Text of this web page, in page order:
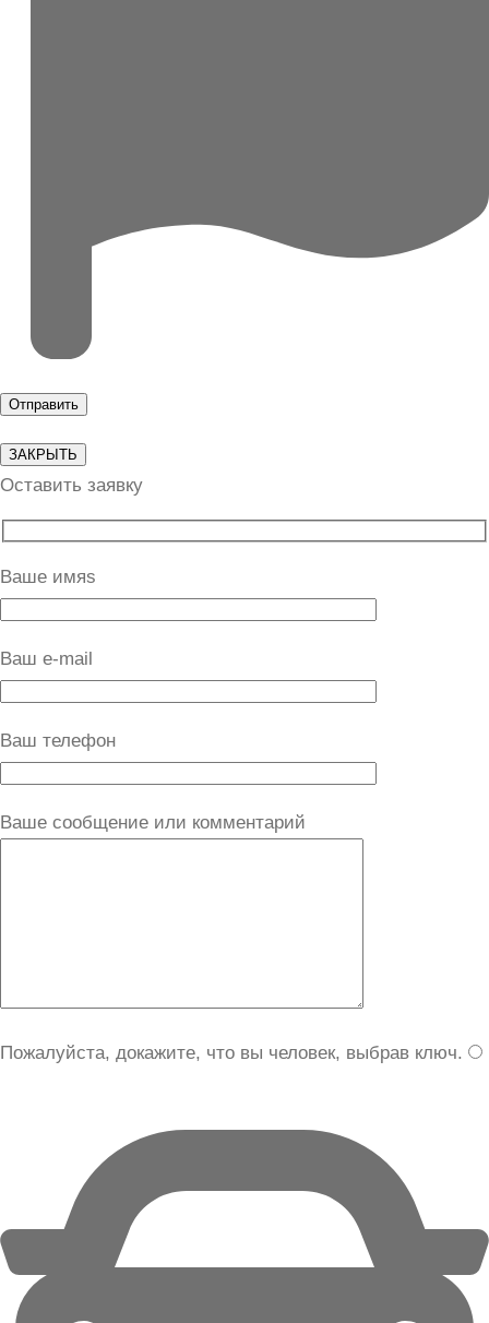
ЗАКРЫТЬ
Оставить заявку
Ваше имяs
Ваш e-mail
Ваш телефон
Ваше сообщение или комментарий
Пожалуйста, докажите, что вы человек, выбрав ключ.